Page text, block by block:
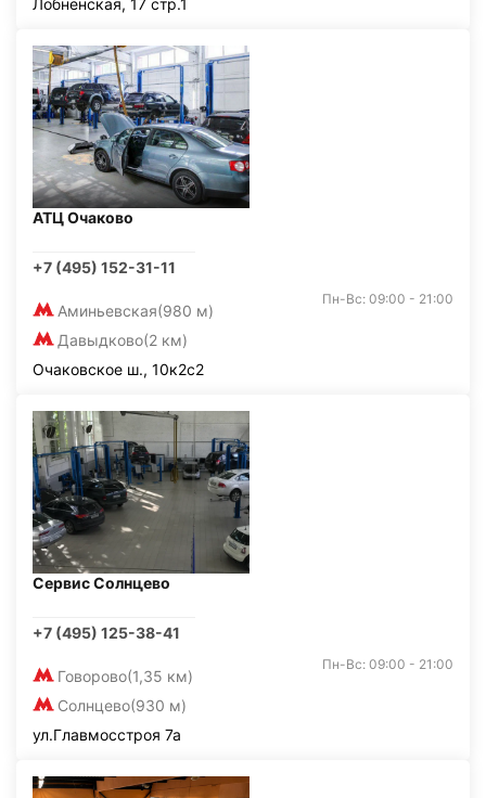
Лобненская, 17 стр.1
АТЦ Очаково
+7 (495) 152-31-11
Аминьевская(980 м)
Давыдково(2 км)
Пн-Вс: 09:00 - 21:00
Очаковское ш., 10к2с2
Сервис Солнцево
+7 (495) 125-38-41
Говорово(1,35 км)
Солнцево(930 м)
Пн-Вс: 09:00 - 21:00
ул.Главмосстроя 7а